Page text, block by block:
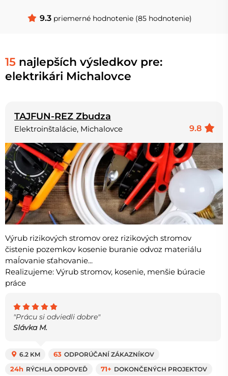
9.3 priemerné hodnotenie (85 hodnotenie)
15 najlepších výsledkov pre:
elektrikári Michalovce
TAJFUN-REZ Zbudza
9.8
Elektroinštalácie, Michalovce
Výrub rizikových stromov orez rizikových stromov
čistenie pozemkov kosenie buranie odvoz materiálu
maĺovanie sťahovanie...
Realizujeme: Výrub stromov, kosenie, menšie búracie
práce
"Prácu si odviedli dobre"
Slávka M.
6.2 KM 63 ODPORÚČANÍ ZÁKAZNÍKOV
24h RÝCHLA ODPOVEĎ 71+ DOKONČENÝCH PROJEKTOV